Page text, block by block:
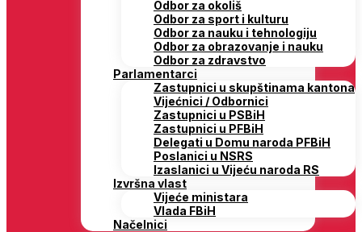
Odbor za okoliš
Odbor za sport i kulturu
Odbor za nauku i tehnologiju
Odbor za obrazovanje i nauku
Odbor za zdravstvo
Parlamentarci
Zastupnici u skupštinama kantona
Vijećnici / Odbornici
Zastupnici u PSBiH
Zastupnici u PFBiH
Delegati u Domu naroda PFBiH
Poslanici u NSRS
Izaslanici u Vijeću naroda RS
Izvršna vlast
Vijeće ministara
Vlada FBiH
Načelnici